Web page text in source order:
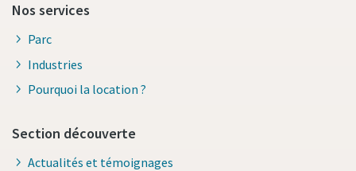
Nos services
Parc
Industries
Pourquoi la location ?
Section découverte
Actualités et témoignages